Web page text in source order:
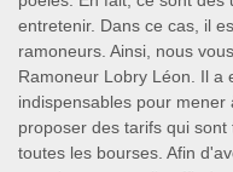
entretenir. Dans ce cas, il
ramoneurs. Ainsi, nous
Ramoneur Lobry Léon. Il a
indispensables pour
proposer des tarifs qui
toutes les bourses. Afin